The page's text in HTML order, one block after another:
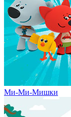
Ми-Ми-Мишки